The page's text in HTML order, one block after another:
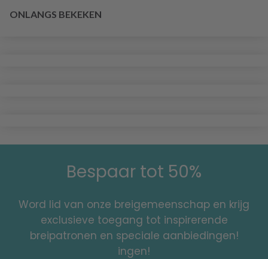
ONLANGS BEKEKEN
Bespaar tot 50%
Word lid van onze breigemeenschap en krijg
exclusieve toegang tot inspirerende
breipatronen en speciale aanbiedingen!
ingen!